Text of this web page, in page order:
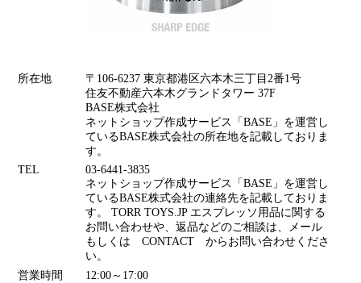
所在地
〒106-6237 東京都港区六本木三丁目2番1号
住友不動産六本木グランドタワー 37F
BASE株式会社
ネットショップ作成サービス「BASE」を運営し
ているBASE株式会社の所在地を記載しておりま
す。
TEL
03-6441-3835
ネットショップ作成サービス「BASE」を運営し
ているBASE株式会社の連絡先を記載しておりま
す。 TORR TOYS.JP エスプレッソ用品に関する
お問い合わせや、返品などのご相談は、メール
もしくは CONTACT からお問い合わせくださ
い。
営業時間
12:00～17:00